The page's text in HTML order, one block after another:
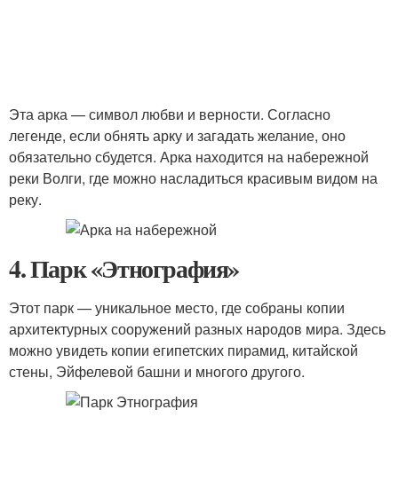
Эта арка — символ любви и верности. Согласно
легенде, если обнять арку и загадать желание, оно
обязательно сбудется. Арка находится на набережной
реки Волги, где можно насладиться красивым видом на
реку.
4. Парк «Этнография»
Этот парк — уникальное место, где собраны копии
архитектурных сооружений разных народов мира. Здесь
можно увидеть копии египетских пирамид, китайской
стены, Эйфелевой башни и многого другого.